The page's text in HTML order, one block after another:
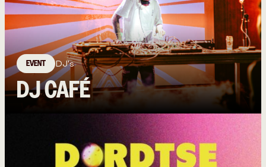
EVENT DJ's
DJ CAFÉ